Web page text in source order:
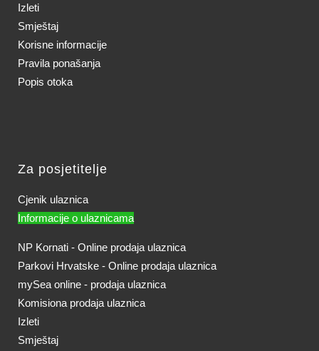
Izleti
Smještaj
Korisne informacije
Pravila ponašanja
Popis otoka
Za posjetitelje
Cjenik ulaznica
Informacije o ulaznicama
NP Kornati - Online prodaja ulaznica
Parkovi Hrvatske - Online prodaja ulaznica
mySea online - prodaja ulaznica
Komisiona prodaja ulaznica
Izleti
Smještaj